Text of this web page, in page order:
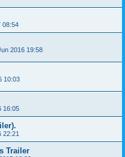
08:54
2016 19:58
10:03
16:05
22:21
Trailer